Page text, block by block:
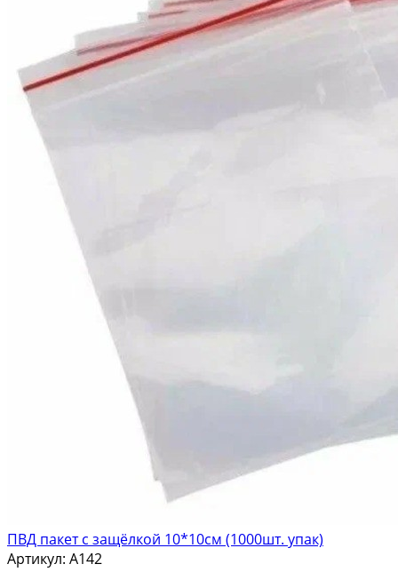
ПВД пакет с защёлкой 10*10см (1000шт. упак)
Артикул: A142